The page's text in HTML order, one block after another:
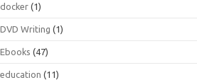
docker (1)
DVD Writing (1)
Ebooks (47)
education (11)